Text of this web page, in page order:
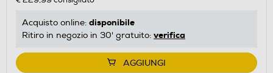
Acquisto online: disponibile
Ritiro in negozio in 30' gratuito: verifica
AGGIUNGI